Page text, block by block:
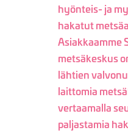
hyönteis- ja
hakatut
Asiakkaamme
metsäkeskus
lähtien
laittomia
vertaamalla
paljastamia